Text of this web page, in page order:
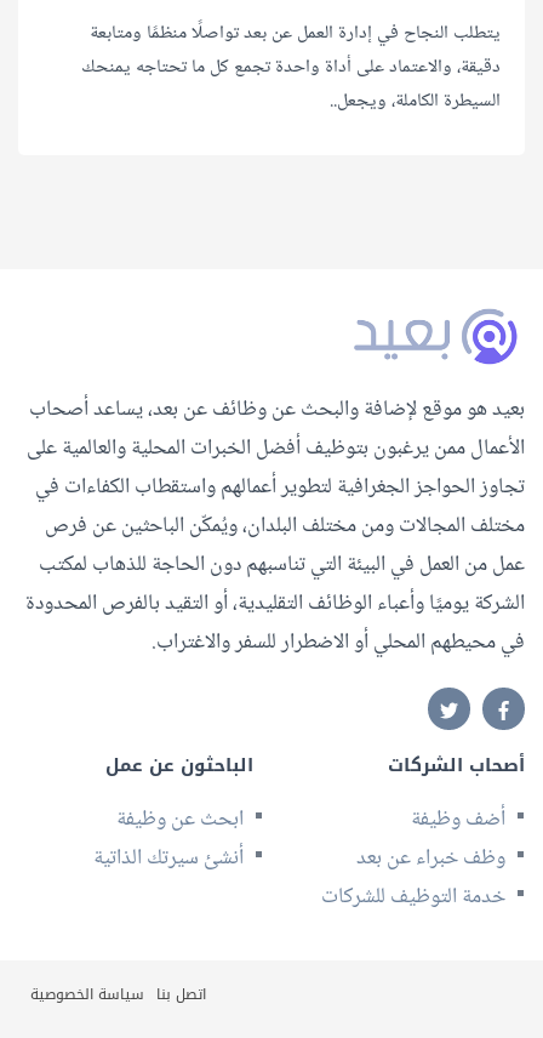
يتطلب النجاح في إدارة العمل عن بعد تواصلًا منظمًا ومتابعة
دقيقة، والاعتماد على أداة واحدة تجمع كل ما تحتاجه يمنحك
السيطرة الكاملة، ويجعل..
بعيد هو موقع لإضافة والبحث عن وظائف عن بعد، يساعد أصحاب
الأعمال ممن يرغبون بتوظيف أفضل الخبرات المحلية والعالمية على
تجاوز الحواجز الجغرافية لتطوير أعمالهم واستقطاب الكفاءات في
مختلف المجالات ومن مختلف البلدان، ويُمكّن الباحثين عن فرص
عمل من العمل في البيئة التي تناسبهم دون الحاجة للذهاب لمكتب
الشركة يوميًا وأعباء الوظائف التقليدية، أو التقيد بالفرص المحدودة
في محيطهم المحلي أو الاضطرار للسفر والاغتراب.
أصحاب الشركات
أضف وظيفة
وظف خبراء عن بعد
خدمة التوظيف للشركات
الباحثون عن عمل
ابحث عن وظيفة
أنشئ سيرتك الذاتية
اتصل بنا سياسة الخصوصية